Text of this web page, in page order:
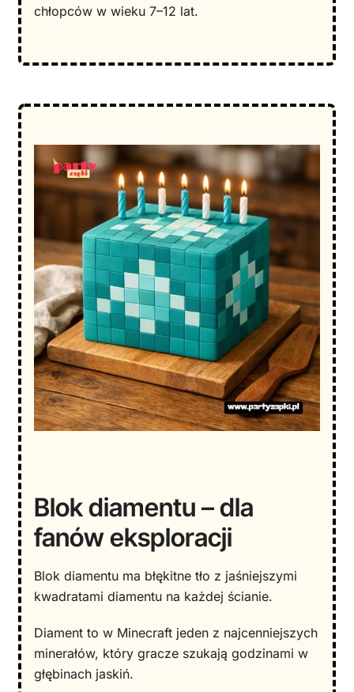
chłopców w wieku 7–12 lat.
Blok diamentu – dla
fanów eksploracji
Blok diamentu ma błękitne tło z jaśniejszymi
kwadratami diamentu na każdej ścianie.
Diament to w Minecraft jeden z najcenniejszych
minerałów, który gracze szukają godzinami w
głębinach jaskiń.